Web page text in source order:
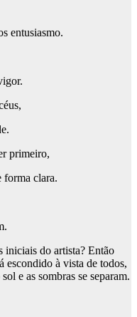
entusiasmo.
primeiro,
forma clara.
iniciais do artista? Então
escondido à vista de todos,
e as sombras se separam.